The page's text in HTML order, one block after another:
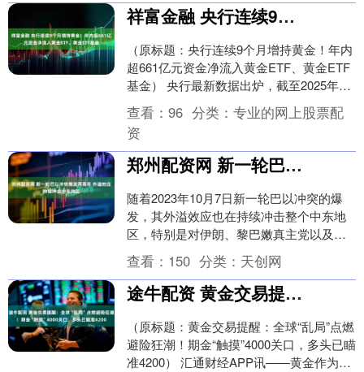
祥富金融 央行连续9个月增持黄金！年内超661亿元资金净流入黄金ETF、黄金ETF基金
（原标题：央行连续9个月增持黄金！年内
超661亿元资金净流入黄金ETF、黄金ETF
基金） 央行最新数据出炉，截至2025年7
月份，中国央行已连续9个月增持黄金。....
查看： 96 分类： 专业的网上股票配
资
郑州配资网 新一轮巴以冲突爆发两周年 外溢效应持续冲击中东地区
随着2023年10月7日新一轮巴以冲突的爆
发，其外溢效应也在持续冲击整个中东地
区，特别是对伊朗、黎巴嫩真主党以及胡
塞武装等组成的“抵抗阵线”产生影响。 总
台记者....
查看： 150 分类： 天创网
途牛配资 黄金交易提醒：全球“乱局”点燃避险狂潮！期金“触摸”4000关口，多头已瞄准4200
（原标题：黄金交易提醒：全球“乱局”点燃
避险狂潮！期金“触摸”4000关口，多头已瞄
准4200） 汇通财经APP讯——黄金作为一